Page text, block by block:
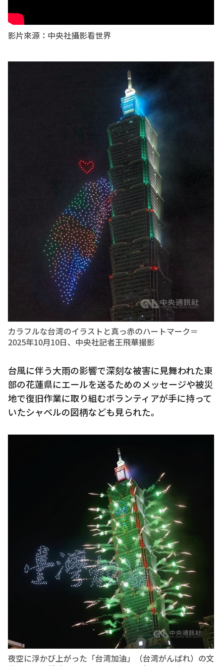
影片來源：中央社攝影看世界
カラフルな台湾のイラストと真っ赤のハートマーク＝
2025年10月10日、中央社記者王飛華撮影
台風に伴う大雨の影響で深刻な被害に見舞われた東
部の花蓮県にエールを送るためのメッセージや被災
地で復旧作業に取り組むボランティアが手に持って
いたシャベルの図柄なども見られた。
夜空に浮かび上がった「台湾加油」（台湾がんばれ）の文